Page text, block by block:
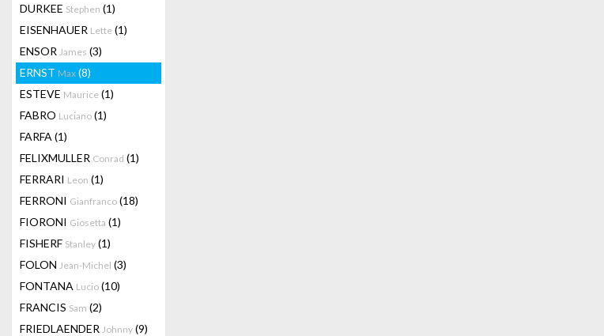
DURKEE Stephen (1)
EISENHAUER Lette (1)
ENSOR James (3)
ERNST Max (8)
ESTEVE Maurice (1)
FABRO Luciano (1)
FARFA (1)
FELIXMULLER Conrad (1)
FERRARI Leon (1)
FERRONI Gianfranco (18)
FIORONI Giosetta (1)
FISHERF Stanley (1)
FOLON Jean-Michel (3)
FONTANA Lucio (10)
FRANCIS Sam (2)
FRIEDLAENDER Johnny (9)